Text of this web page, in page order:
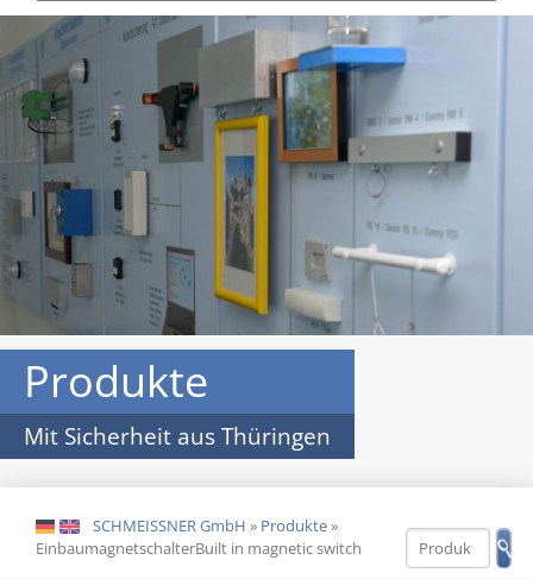
überspringen
Produkte
Mit Sicherheit aus Thüringen
DE EN SCHMEISSNER GmbH » Produkte»
EinbaumagnetschalterBuilt in magnetic switch